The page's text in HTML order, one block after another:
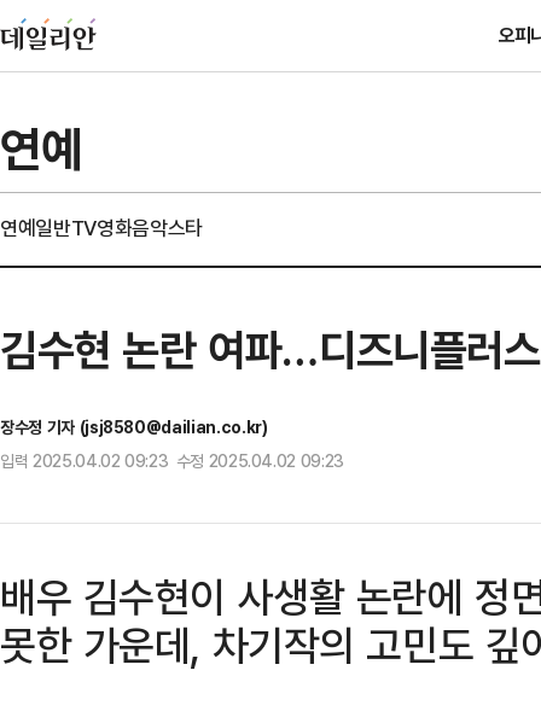
오피
연예
연예일반TV영화음악스타
김수현 논란 여파…디즈니플러
장수정 기자 (jsj8580@dailian.co.kr)
입력 2025.04.02 09:23 수정 2025.04.02 09:23
배우 김수현이 사생활 논란에 정
못한 가운데, 차기작의 고민도 깊